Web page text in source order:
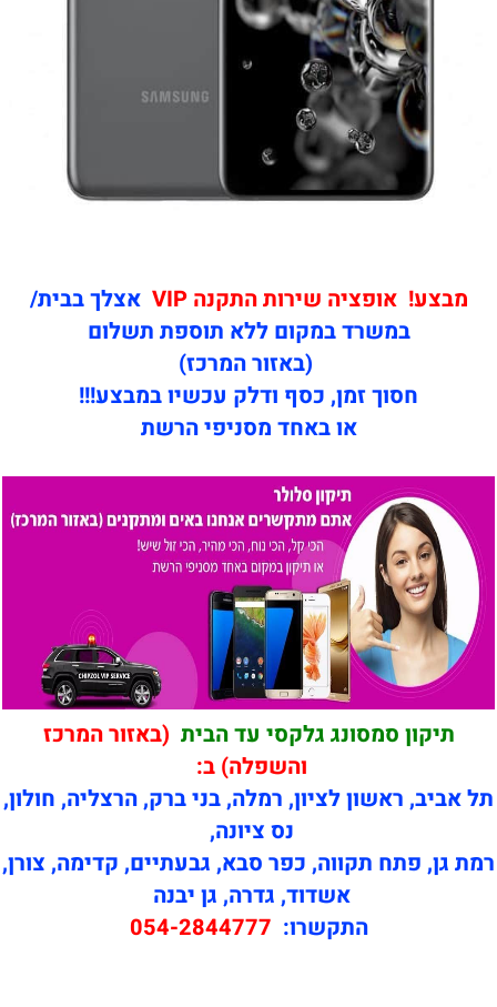
מבצע! אופציה שירות התקנה VIP
אצלך בבית/
במשרד במקום ללא תוספת תשלום
(באזור המרכז)
חסוך זמן, כסף ודלק עכשיו במבצע!!!
או באחד מסניפי הרשת
תיקון סמסונג גלקסי עד הבית (באזור המרכז
והשפלה) ב:
תל אביב, ראשון לציון, רמלה, בני ברק, הרצליה, חולון,
נס ציונה,
רמת גן, פתח תקווה, כפר סבא, גבעתיים, קדימה, צורן,
אשדוד, גדרה, גן יבנה
התקשרו: 054-2844777